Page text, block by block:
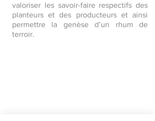
valoriser les savoir-faire respectifs des
planteurs et des producteurs et ainsi
permettre la genèse d’un rhum de
terroir.